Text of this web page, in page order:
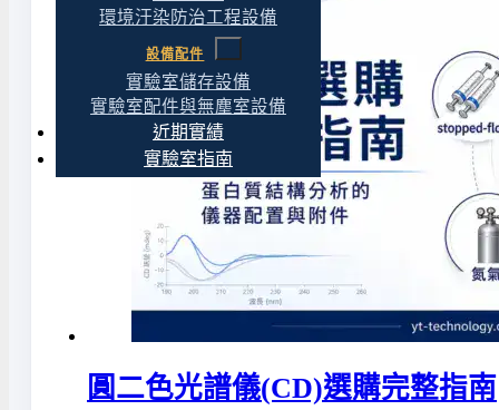
環境汙染防治工程設備
設備配件
實驗室儲存設備
實驗室配件與無塵室設備
近期實績
實驗室指南
圓二色光譜儀(CD)選購完整指南